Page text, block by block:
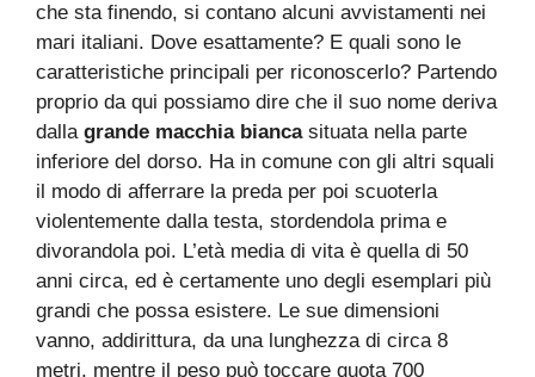
che sta finendo, si contano alcuni avvistamenti nei
mari italiani. Dove esattamente? E quali sono le
caratteristiche principali per riconoscerlo? Partendo
proprio da qui possiamo dire che il suo nome deriva
dallagrande macchia biancasituata nella parte
inferiore del dorso. Ha in comune con gli altri squali
il modo di afferrare la preda per poi scuoterla
violentemente dalla testa, stordendola prima e
divorandola poi. L’età media di vita è quella di 50
anni circa, ed è certamente uno degli esemplari più
grandi che possa esistere. Le sue dimensioni
vanno, addirittura, da una lunghezza di circa 8
metri, mentre il peso può toccare quota 700